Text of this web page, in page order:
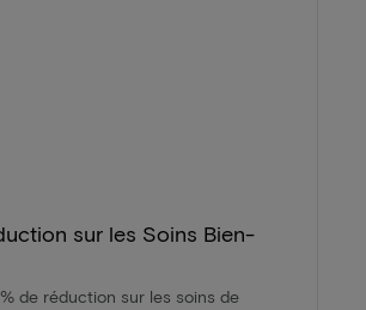
sur les Soins Bien-
de réduction sur les soins de